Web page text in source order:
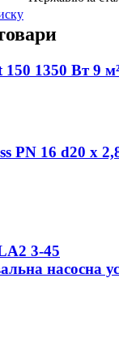
1350 Вт 9
PN 16 d20 х
3-45
насосна